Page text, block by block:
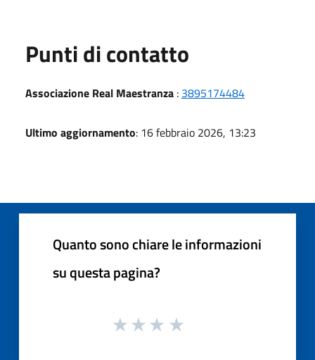
Punti di contatto
Associazione Real Maestranza : 3895174484
Ultimo aggiornamento: 16 febbraio 2026, 13:23
Quanto sono chiare le informazioni
su questa pagina?